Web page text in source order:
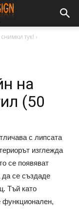
тук! ›
на
(50
с липсата
изглежда
се появяват
да се създаде
Тъй като
функционален,